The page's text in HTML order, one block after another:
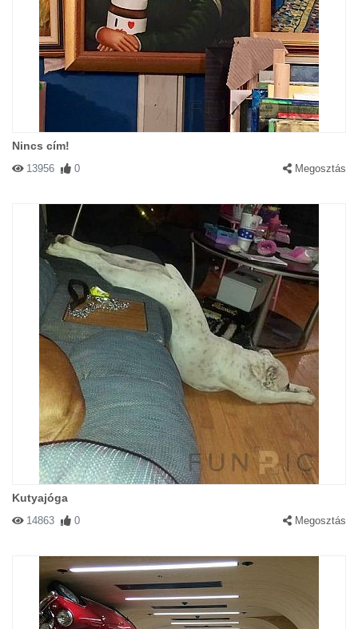
Nincs cím!
13956 0 Megosztás
Kutyajóga
14863 0 Megosztás